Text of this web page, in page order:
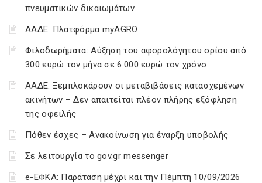
πνευματικών δικαιωμάτων
ΑΑΔΕ: Πλατφόρμα myAGRO
Φιλοδωρήματα: Αύξηση του αφορολόγητου ορίου από
300 ευρώ τον μήνα σε 6.000 ευρώ τον χρόνο
ΑΑΔΕ: Ξεμπλοκάρουν οι μεταβιβάσεις κατασχεμένων
ακινήτων – Δεν απαιτείται πλέον πλήρης εξόφληση
της οφειλής
Πόθεν έσχες – Ανακοίνωση για έναρξη υποβολής
Σε λειτουργία το gov.gr messenger
e-ΕΦΚΑ: Παράταση μέχρι και την Πέμπτη 10/09/2026